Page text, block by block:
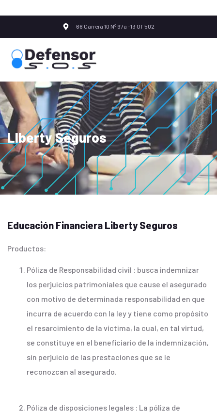
66 Carrera 10 Nº 97a -13 Of 502
LIberty Seguros
Educación Financiera Liberty Seguros
Productos:
Póliza de Responsabilidad civil : busca indemnizar
los perjuicios patrimoniales que cause el asegurado
con motivo de determinada responsabilidad en que
incurra de acuerdo con la ley y tiene como propósito
el resarcimiento de la víctima, la cual, en tal virtud,
se constituye en el beneficiario de la indemnización,
sin perjuicio de las prestaciones que se le
reconozcan al asegurado.
Póliza de disposiciones legales : La póliza de